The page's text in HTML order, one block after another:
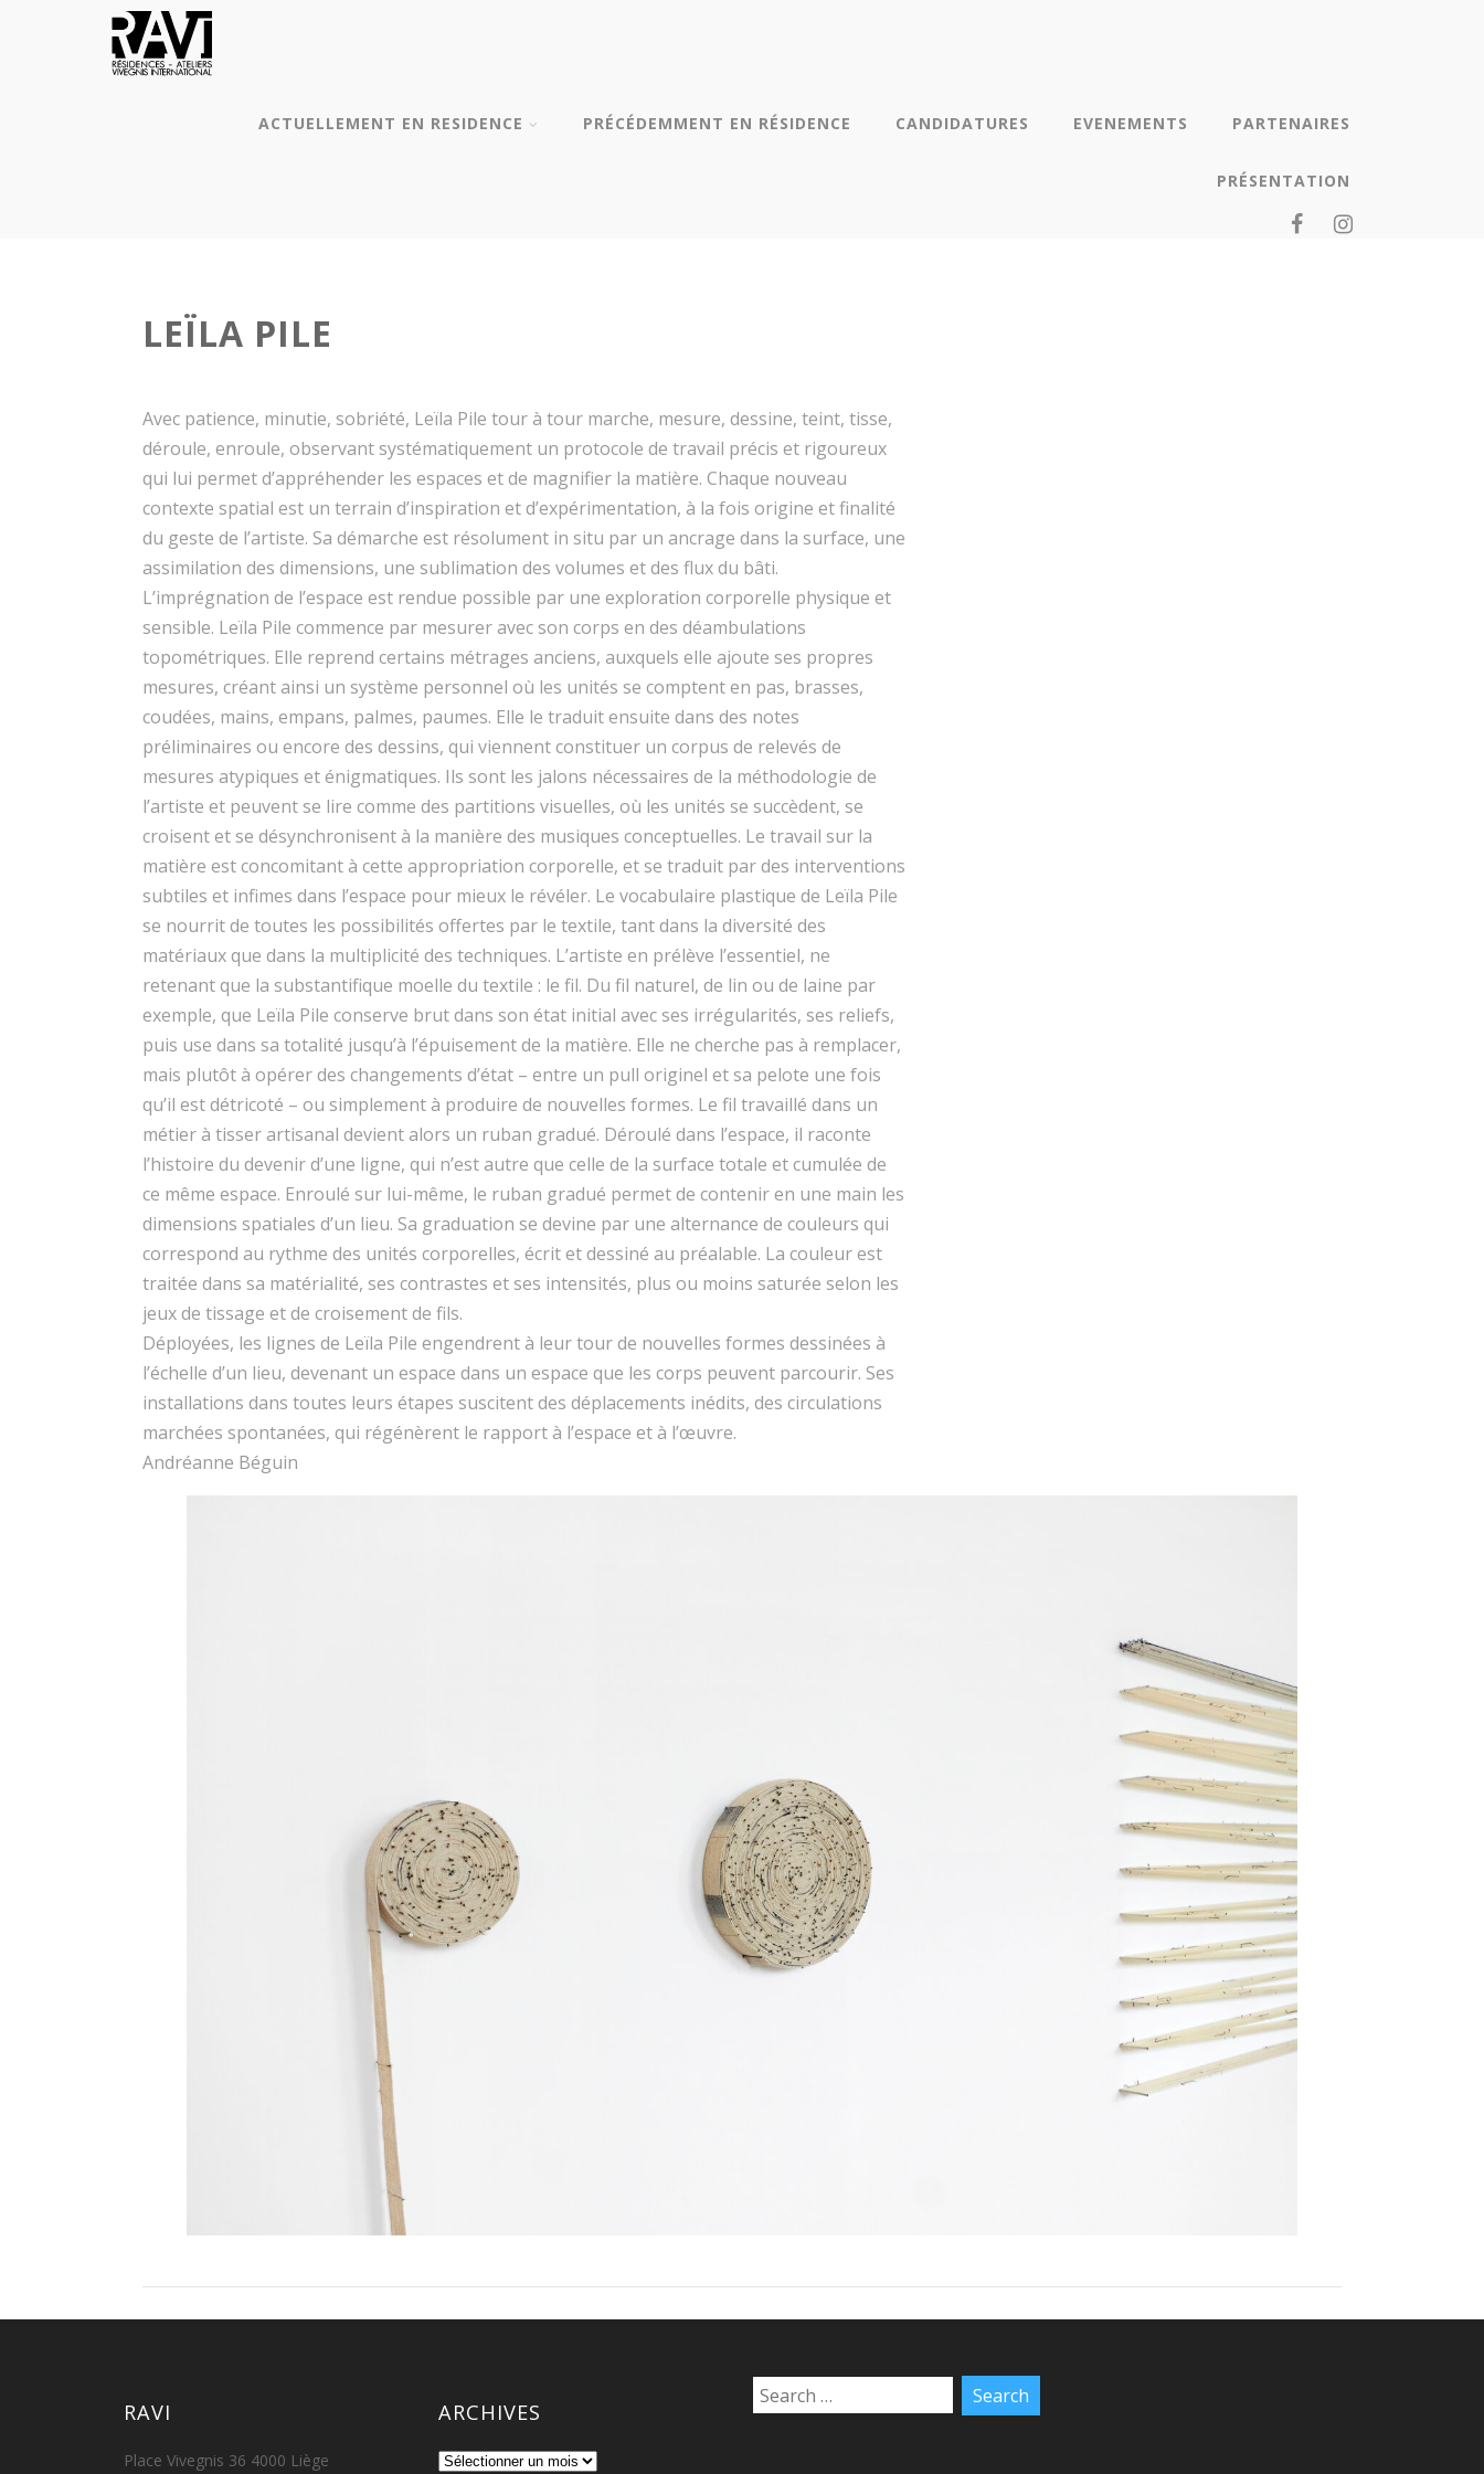
ACTUELLEMENT EN RESIDENCE PRÉCÉDEMMENT EN RÉSIDENCE CANDIDATURES EVENEMENTS PARTENAIRES
PRÉSENTATION
LEÏLA PILE
Avec patience, minutie, sobriété, Leïla Pile tour à tour marche, mesure, dessine, teint, tisse,
déroule, enroule, observant systématiquement un protocole de travail précis et rigoureux
qui lui permet d’appréhender les espaces et de magnifier la matière. Chaque nouveau
contexte spatial est un terrain d’inspiration et d’expérimentation, à la fois origine et finalité
du geste de l’artiste. Sa démarche est résolument in situ par un ancrage dans la surface, une
assimilation des dimensions, une sublimation des volumes et des flux du bâti.
L’imprégnation de l’espace est rendue possible par une exploration corporelle physique et
sensible. Leïla Pile commence par mesurer avec son corps en des déambulations
topométriques. Elle reprend certains métrages anciens, auxquels elle ajoute ses propres
mesures, créant ainsi un système personnel où les unités se comptent en pas, brasses,
coudées, mains, empans, palmes, paumes. Elle le traduit ensuite dans des notes
préliminaires ou encore des dessins, qui viennent constituer un corpus de relevés de
mesures atypiques et énigmatiques. Ils sont les jalons nécessaires de la méthodologie de
l’artiste et peuvent se lire comme des partitions visuelles, où les unités se succèdent, se
croisent et se désynchronisent à la manière des musiques conceptuelles. Le travail sur la
matière est concomitant à cette appropriation corporelle, et se traduit par des interventions
subtiles et infimes dans l’espace pour mieux le révéler. Le vocabulaire plastique de Leïla Pile
se nourrit de toutes les possibilités offertes par le textile, tant dans la diversité des
matériaux que dans la multiplicité des techniques. L’artiste en prélève l’essentiel, ne
retenant que la substantifique moelle du textile : le fil. Du fil naturel, de lin ou de laine par
exemple, que Leïla Pile conserve brut dans son état initial avec ses irrégularités, ses reliefs,
puis use dans sa totalité jusqu’à l’épuisement de la matière. Elle ne cherche pas à remplacer,
mais plutôt à opérer des changements d’état – entre un pull originel et sa pelote une fois
qu’il est détricoté – ou simplement à produire de nouvelles formes. Le fil travaillé dans un
métier à tisser artisanal devient alors un ruban gradué. Déroulé dans l’espace, il raconte
l’histoire du devenir d’une ligne, qui n’est autre que celle de la surface totale et cumulée de
ce même espace. Enroulé sur lui-même, le ruban gradué permet de contenir en une main les
dimensions spatiales d’un lieu. Sa graduation se devine par une alternance de couleurs qui
correspond au rythme des unités corporelles, écrit et dessiné au préalable. La couleur est
traitée dans sa matérialité, ses contrastes et ses intensités, plus ou moins saturée selon les
jeux de tissage et de croisement de fils.
Déployées, les lignes de Leïla Pile engendrent à leur tour de nouvelles formes dessinées à
l’échelle d’un lieu, devenant un espace dans un espace que les corps peuvent parcourir. Ses
installations dans toutes leurs étapes suscitent des déplacements inédits, des circulations
marchées spontanées, qui régénèrent le rapport à l’espace et à l’œuvre.
Andréanne Béguin
RAVI
Place Vivegnis 36 4000 Liège
ARCHIVES
Archives